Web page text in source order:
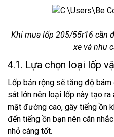
Khi mua lốp 205/55r16 cần
xe và nhu
4.1. Lựa chọn loại lốp
Lốp bản rộng sẽ tăng độ
sát lớn nên loại lốp này tạo ra
mặt đường cao, gây tiếng ồn
đến tiếng ồn bạn nên cân
nhỏ càng tốt.